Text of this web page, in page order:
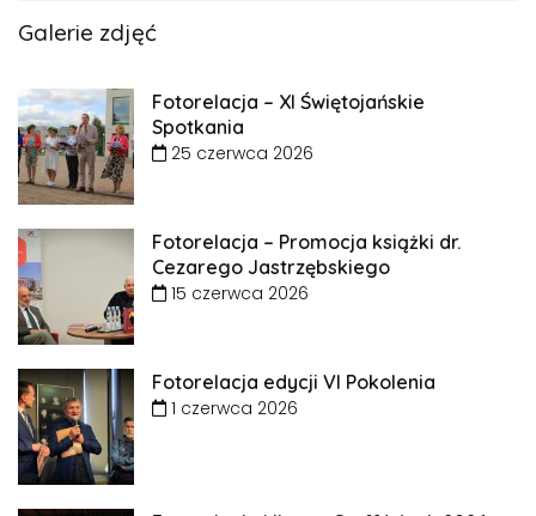
Galerie zdjęć
Fotorelacja – XI Świętojańskie
Spotkania
25 czerwca 2026
Fotorelacja – Promocja książki dr.
Cezarego Jastrzębskiego
15 czerwca 2026
Fotorelacja edycji VI Pokolenia
1 czerwca 2026